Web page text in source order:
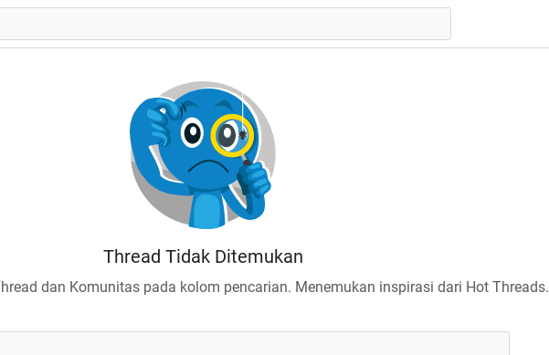
Thread Tidak Ditemukan
dan Komunitas pada kolom pencarian. Menemukan inspirasi dari Hot Threads.